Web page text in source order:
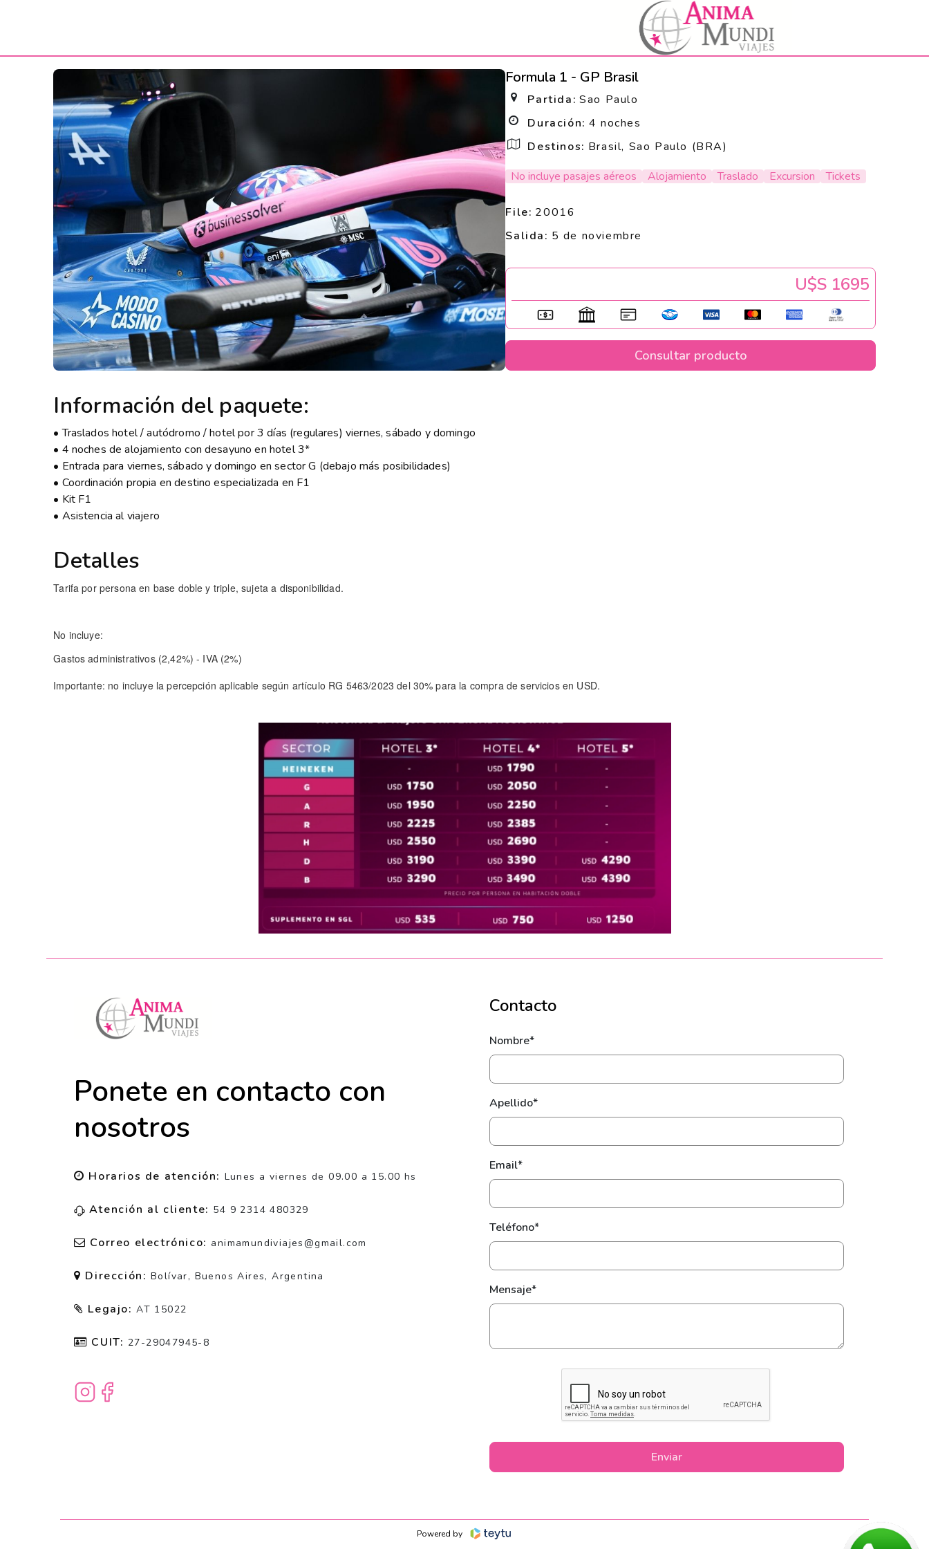
Formula 1 - GP Brasil
Partida: Sao Paulo
Duración: 4 noches
Destinos: Brasil, Sao Paulo (BRA)
No incluye pasajes aéreos
Alojamiento Traslado Excursion Tickets
File: 20016
Salida: 5 de noviembre
U$s 1695
Consultar producto
Información del paquete:
• Traslados hotel / autódromo / hotel por 3 días (regulares) viernes, sábado y domingo
• 4 noches de alojamiento con desayuno en hotel 3*
• Entrada para viernes, sábado y domingo en sector G (debajo más posibilidades)
• Coordinación propia en destino especializada en F1
• Kit F1
• Asistencia al viajero
Detalles
Tarifa por persona en base doble y triple, sujeta a disponibilidad.
No incluye:
Gastos administrativos (2,42%) - IVA (2%)
Importante: no incluye la percepción aplicable según artículo RG 5463/2023 del 30% para la compra de servicios en USD.
Ponete en contacto con
nosotros
Horarios de atención: Lunes a viernes de 09.00 a 15.00 hs
Atención al cliente: 54 9 2314 480329
Correo electrónico: animamundiviajes@gmail.com
Dirección:Bolívar, Buenos Aires, Argentina
Legajo:AT 15022
CUIT: 27-29047945-8
Contacto
Nombre*
Apellido*
Email*
Teléfono*
Mensaje*
Enviar
Powered by